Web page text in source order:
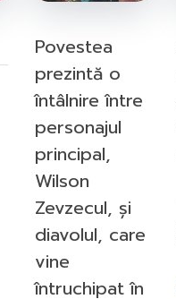
Povestea
prezintă o
întâlnire între
personajul
principal,
Wilson
Zevzecul, și
diavolul, care
vine
întruchipat în